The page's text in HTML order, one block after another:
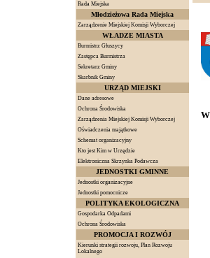
Rada Miejska
Młodzieżowa Rada Miejska
Zarządzenie Miejskiej Komisji Wyborczej
WŁADZE MIASTA
Burmistrz Głuszycy
Zastępca Burmistrza
Sekretarz Gminy
Skarbnik Gminy
URZĄD MIEJSKI
Dane adresowe
Ochrona Środowiska
Zarządzenia Miejskiej Komisji Wyborczej
Oświadczenia majątkowe
Schemat organizacyjny
Kto jest Kim w Urzędzie
Elektroniczna Skrzynka Podawcza
JEDNOSTKI GMINNE
Jednostki organizacyjne
Jednostki pomocnicze
POLITYKA EKOLOGICZNA
Gospodarka Odpadami
Ochrona Środowiska
PROMOCJA I ROZWÓJ
Kierunki strategii rozwoju, Plan Rozwoju
Lokalnego